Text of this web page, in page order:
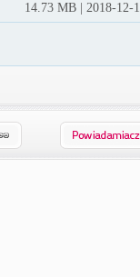
14.73 MB | 2018-12-